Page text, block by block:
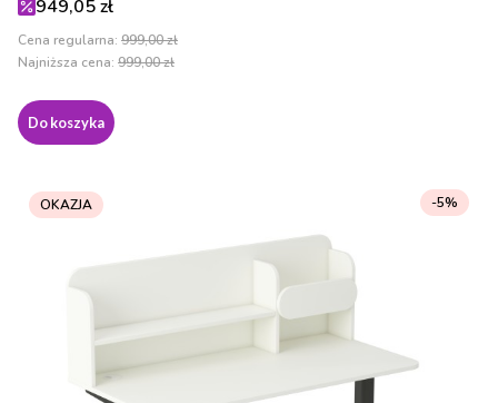
Cena promocyjna
949,05 zł
Cena regularna: 999,00 zł
Najniższa cena: 999,00 zł
Do koszyka
OKAZJA -5%